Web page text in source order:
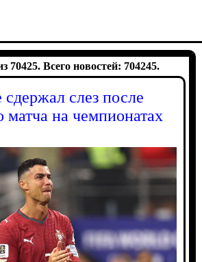
70425. Всего новостей: 704245.
сдержал слез после
матча на чемпионатах